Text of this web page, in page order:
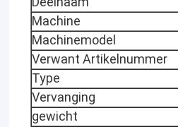
Machine
Machinemodel
Verwant Artikelnummer
Type
Vervanging
gewicht